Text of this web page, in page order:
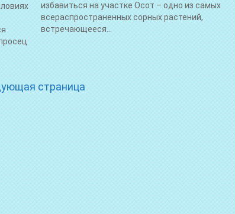
избавиться на участке Осот – одно из самых
всераспространенных сорных растений,
встречающееся...
страница